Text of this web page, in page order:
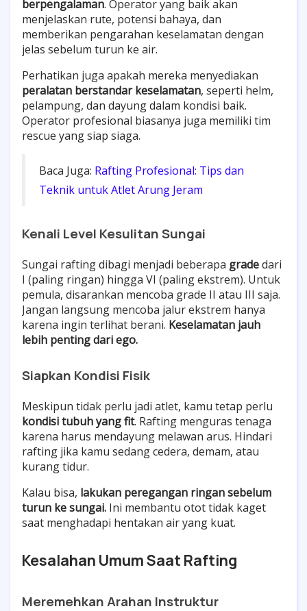
berpengalaman. Operator yang baik akan
menjelaskan rute, potensi bahaya, dan
memberikan pengarahan keselamatan dengan
jelas sebelum turun ke air.
Perhatikan juga apakah mereka menyediakan
peralatan berstandar keselamatan, seperti helm,
pelampung, dan dayung dalam kondisi baik.
Operator profesional biasanya juga memiliki tim
rescue yang siap siaga.
Baca Juga: Rafting Profesional: Tips dan
Teknik untuk Atlet Arung Jeram
Kenali Level Kesulitan Sungai
Sungai rafting dibagi menjadi beberapa gradedari
I (paling ringan) hingga VI (paling ekstrem). Untuk
pemula, disarankan mencoba grade II atau III saja.
Jangan langsung mencoba jalur ekstrem hanya
karena ingin terlihat berani. Keselamatan jauh
lebih penting dari ego.
Siapkan Kondisi Fisik
Meskipun tidak perlu jadi atlet, kamu tetap perlu
kondisi tubuh yang fit. Rafting menguras tenaga
karena harus mendayung melawan arus. Hindari
rafting jika kamu sedang cedera, demam, atau
kurang tidur.
Kalau bisa, lakukan peregangan ringan sebelum
turun ke sungai. Ini membantu otot tidak kaget
saat menghadapi hentakan air yang kuat.
Kesalahan Umum Saat Rafting
Meremehkan Arahan Instruktur